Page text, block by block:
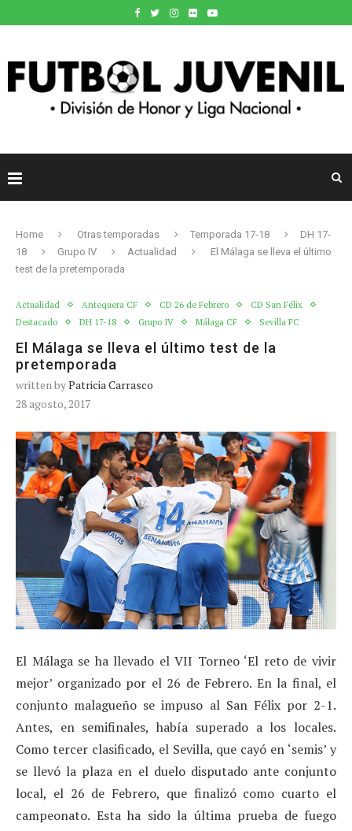
Home Otras temporadas Temporada 17-18
DH 17-
18
Grupo IV Actualidad
El Málaga se lleva el último
test de la pretemporada
Actualidad Antequera CF CD 26 de Febrero
CD San Félix
Destacado
DH 17-18 Grupo IV Málaga CF Sevilla FC
El Málaga se lleva el último test de la
pretemporada
written byPatricia Carrasco
28 agosto, 2017
El Málaga se ha llevado el VII Torneo ‘El reto de vivir
mejor’ organizado por el 26 de Febrero. En la final, el
conjunto malagueño se impuso al San Félix por 2-1.
Antes, en semifinales, había superado a los locales.
Como tercer clasificado, el Sevilla, que cayó en ‘semis’ y
se llevó la plaza en el duelo disputado ante conjunto
local, el 26 de Febrero, que finalizó como cuarto el
campeonato. Esta ha sido la última prueba de fuego